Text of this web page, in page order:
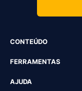
CONTEÚDO
FERRAMENTAS
AJUDA